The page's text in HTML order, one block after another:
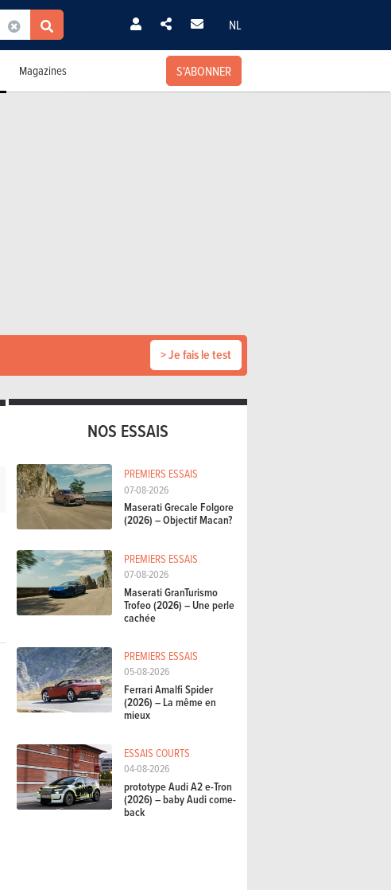
NL
Magazines S'ABONNER
> Je fais le test
NOS ESSAIS
PREMIERS ESSAIS
07-08-2026
Maserati Grecale Folgore
(2026) – Objectif Macan?
PREMIERS ESSAIS
07-08-2026
Maserati GranTurismo
Trofeo (2026) – Une perle
cachée
PREMIERS ESSAIS
05-08-2026
Ferrari Amalfi Spider
(2026) – La même en
mieux
ESSAIS COURTS
04-08-2026
prototype Audi A2 e-Tron
(2026) – baby Audi come-
back